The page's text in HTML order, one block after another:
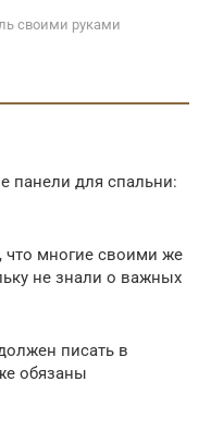
своими руками
панели для спальни:
что многие своими же
не знали о важных
писать в
обязаны